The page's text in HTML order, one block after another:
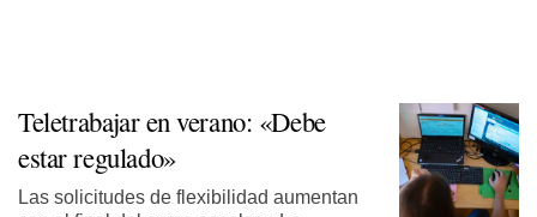
Teletrabajar en verano: «Debe
estar regulado»
Las solicitudes de flexibilidad aumentan